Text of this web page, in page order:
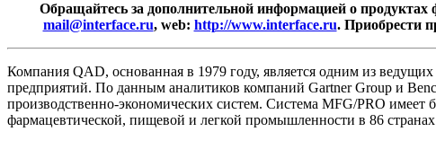
Обращайтесь за дополнительной информацией о
mail@interface.ru, web: http://www.interface.ru. Приобрести
Компания QAD, основанная в 1979 году, является одним из
предприятий. По данным аналитиков компаний Gartner Group и
производственно-экономических систем. Система MFG/PRO
фармацевтической, пищевой и легкой промышленности в 86